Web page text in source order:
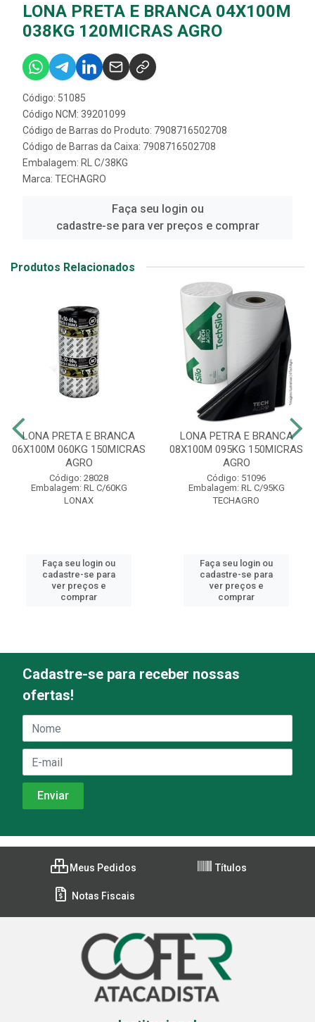
LONA PRETA E BRANCA 04X100M
038KG 120MICRAS AGRO
Código: 51085
Código NCM: 39201099
Código de Barras do Produto: 7908716502708
Código de Barras da Caixa: 7908716502708
Embalagem: RL C/38KG
Marca: TECHAGRO
Faça seu login ou
cadastre-se para ver preços e comprar
Produtos Relacionados
LONA PRETA E BRANCA
06X100M 060KG 150MICRAS
AGRO
Código: 28028
Embalagem: RL C/60KG
LONAX
Faça seu login ou
cadastre-se para
ver preços e
comprar
LONA PETRA E BRANCA
08X100M 095KG 150MICRAS
AGRO
Código: 51096
Embalagem: RL C/95KG
TECHAGRO
Faça seu login ou
cadastre-se para
ver preços e
comprar
Cadastre-se para receber nossas
ofertas!
Meus Pedidos Títulos
Notas Fiscais